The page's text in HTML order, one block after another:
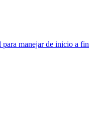
manejar de inicio a fin